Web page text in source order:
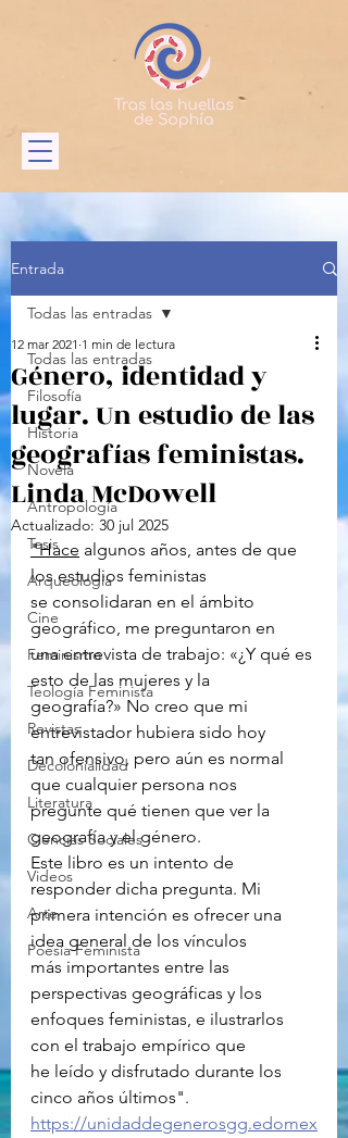
Entrada
Todas las entradas
Filosofía
Historia
Novela
Antropología
Tesis
Arqueología
Cine
Feminismo
Teología Feminista
Revistas
Decolonialidad
Literatura
Ciencias Sociales
Videos
Arte
Poesía Feminista
Todas las entradas
Género, identidad y
lugar. Un estudio de las
geografías feministas.
Linda McDowell
12 mar 2021 1 min de lectura
Actualizado: 30 jul 2025
"Hace algunos años, antes de que
los estudios feministas
se consolidaran en el ámbito
geográfico, me preguntaron en
una entrevista de trabajo: «¿Y qué es
esto de las mujeres y la
geografía?» No creo que mi
entrevistador hubiera sido hoy
tan ofensivo, pero aún es normal
que cualquier persona nos
pregunte qué tienen que ver la
geografía y el género.
Este libro es un intento de
responder dicha pregunta. Mi
primera intención es ofrecer una
idea general de los vínculos
más importantes entre las
perspectivas geográficas y los
enfoques feministas, e ilustrarlos
con el trabajo empírico que
he leído y disfrutado durante los
cinco años últimos".
https://unidaddegenerosgg.edomex